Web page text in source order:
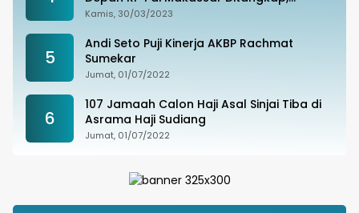
Ternyata Joki Balapan Liar
Kamis, 30/03/2023
5
Andi Seto Puji Kinerja AKBP Rachmat
Sumekar
Jumat, 01/07/2022
6
107 Jamaah Calon Haji Asal Sinjai Tiba di
Asrama Haji Sudiang
Jumat, 01/07/2022